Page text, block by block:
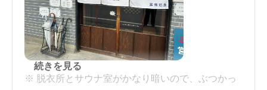
※ 脱衣所とサウナ室がかなり暗いので、ぶつかっ
続きを見る